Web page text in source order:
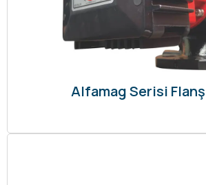
Alfamag Serisi